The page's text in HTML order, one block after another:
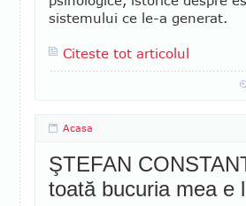
sistemului ce le-a generat.
Citeste tot articolul
Acasa
ŞTEFAN
toată bucuria mea e